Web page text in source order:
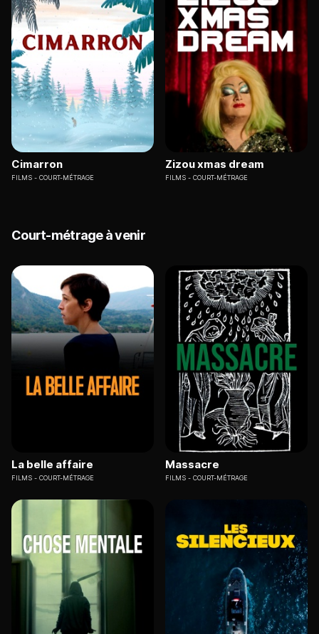
Cimarron
FILMS COURT-MÉTRAGE
Zizou xmas dream
FILMS COURT-MÉTRAGE
Court-métrage à venir
La belle affaire
FILMS COURT-MÉTRAGE
Massacre
FILMS COURT-MÉTRAGE